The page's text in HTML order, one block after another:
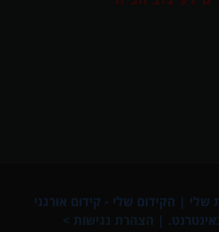
שלי | הקידום שלי - קידום אורגני
. | הצהרת נגישות >